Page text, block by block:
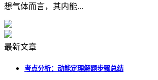
想气体而言，其内能...
最新文章
考点分析：动能定理解题步骤总结